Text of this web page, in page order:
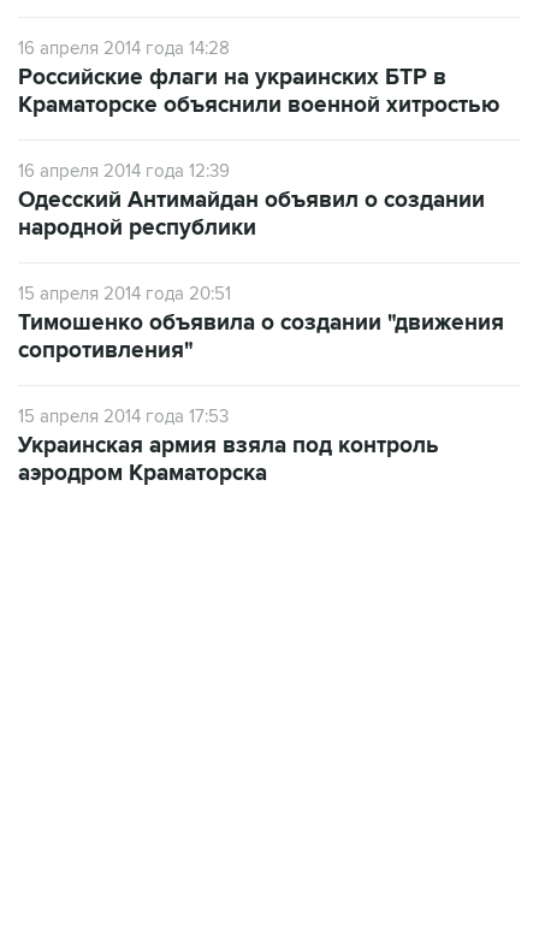
16 апреля 2014 года 14:28
Российские флаги на украинских БТР в
Краматорске объяснили военной хитростью
16 апреля 2014 года 12:39
Одесский Антимайдан объявил о создании
народной республики
15 апреля 2014 года 20:51
Тимошенко объявила о создании "движения
сопротивления"
15 апреля 2014 года 17:53
Украинская армия взяла под контроль
аэродром Краматорска